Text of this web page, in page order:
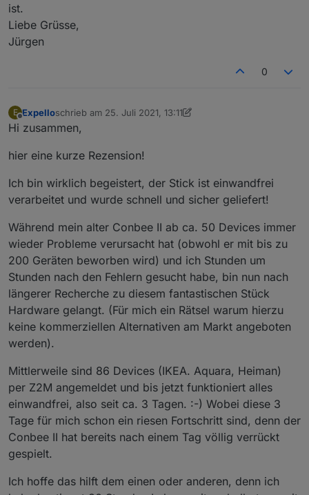
ist.
Liebe Grüsse,
Jürgen
0
E Expelloschrieb am 25. Juli 2021, 13:11
zuletzt editiert von Expello
Hi zusammen,
hier eine kurze Rezension!
Ich bin wirklich begeistert, der Stick ist einwandfrei
verarbeitet und wurde schnell und sicher geliefert!
Während mein alter Conbee II ab ca. 50 Devices immer
wieder Probleme verursacht hat (obwohl er mit bis zu
200 Geräten beworben wird) und ich Stunden um
Stunden nach den Fehlern gesucht habe, bin nun nach
längerer Recherche zu diesem fantastischen Stück
Hardware gelangt. (Für mich ein Rätsel warum hierzu
keine kommerziellen Alternativen am Markt angeboten
werden).
Mittlerweile sind 86 Devices (IKEA. Aquara, Heiman)
per Z2M angemeldet und bis jetzt funktioniert alles
einwandfrei, also seit ca. 3 Tagen. :-) Wobei diese 3
Tage für mich schon ein riesen Fortschritt sind, denn der
Conbee II hat bereits nach einem Tag völlig verrückt
gespielt.
Ich hoffe das hilft dem einen oder anderen, denn ich